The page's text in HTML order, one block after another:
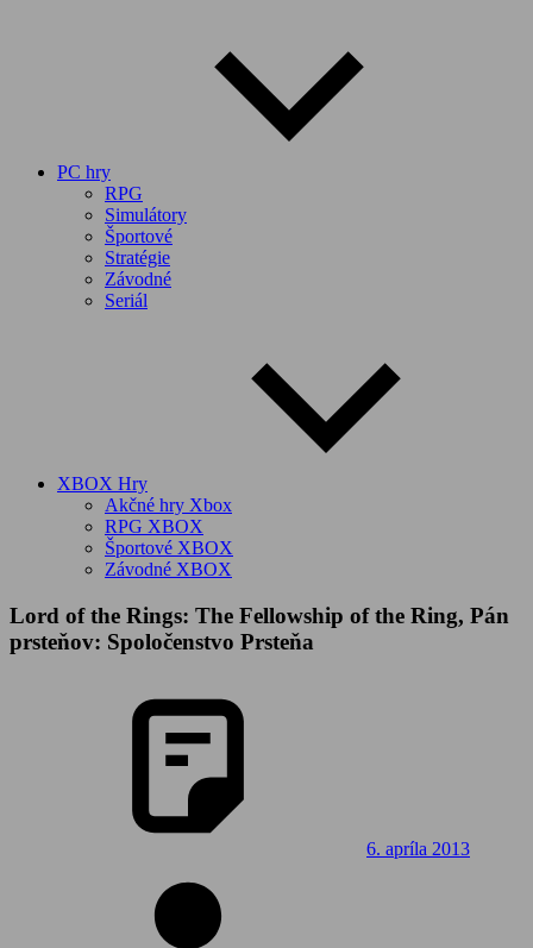
PC hry
RPG
Simulátory
Športové
Stratégie
Závodné
Seriál
XBOX Hry
Akčné hry Xbox
RPG XBOX
Športové XBOX
Závodné XBOX
Lord of the Rings: The Fellowship of the Ring, Pán
prsteňov: Spoločenstvo Prsteňa
6. apríla 2013